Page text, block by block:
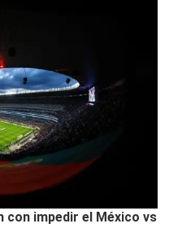
con impedir el México vs